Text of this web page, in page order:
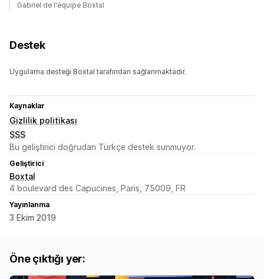
Gabriel de l'équipe Boxtal
Destek
Uygulama desteği Boxtal tarafından sağlanmaktadır.
Kaynaklar
Gizlilik politikası
SSS
Bu geliştirici doğrudan Türkçe destek sunmuyor.
Geliştirici
Boxtal
4 boulevard des Capucines, Paris, 75009, FR
Yayınlanma
3 Ekim 2019
Öne çıktığı yer: